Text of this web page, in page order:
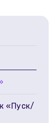
«Пуск/